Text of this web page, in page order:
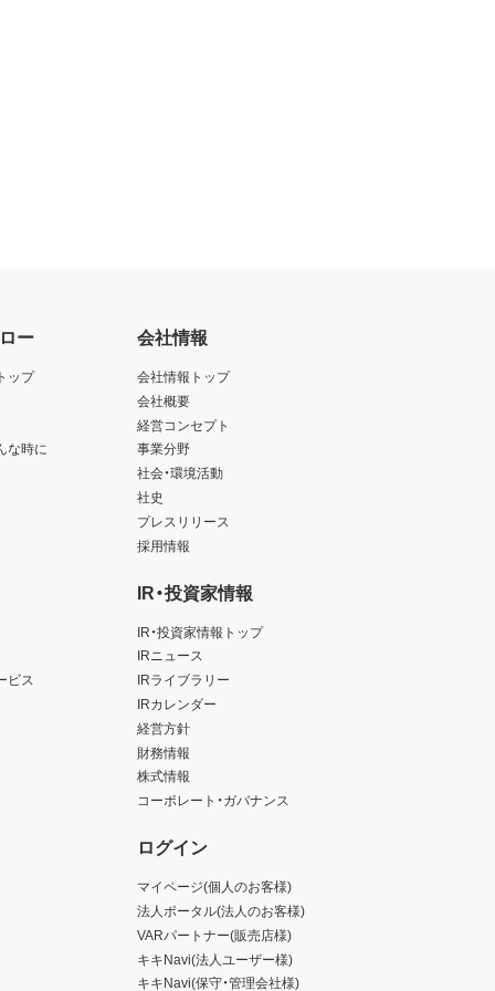
ー
ップ
な時に
ビス
会社情報
会社情報トップ
会社概要
経営コンセプト
事業分野
社会・環境活動
社史
プレスリリース
採用情報
IR・投資家情報
IR・投資家情報トップ
IRニュース
IRライブラリー
IRカレンダー
経営方針
財務情報
株式情報
コーポレート・ガバナンス
ログイン
マイページ(個人のお客様)
法人ポータル(法人のお客様)
VARパートナー(販売店様)
キキNavi(法人ユーザー様)
キキNavi(保守・管理会社様)